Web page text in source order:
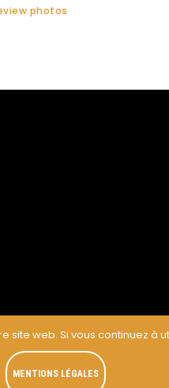
photos
web. Si vous continuez à
MENTIONS LÉGALES